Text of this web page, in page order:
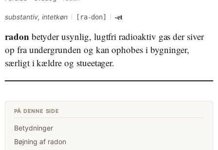
substantiv, intetkøn [ra-don] -et
radonbetyder usynlig, lugtfri radioaktiv gas der siver
op fra undergrunden og kan ophobes i bygninger,
særligt i kældre og stueetager.
PÅ DENNE SIDE
Betydninger
Bøjning af radon